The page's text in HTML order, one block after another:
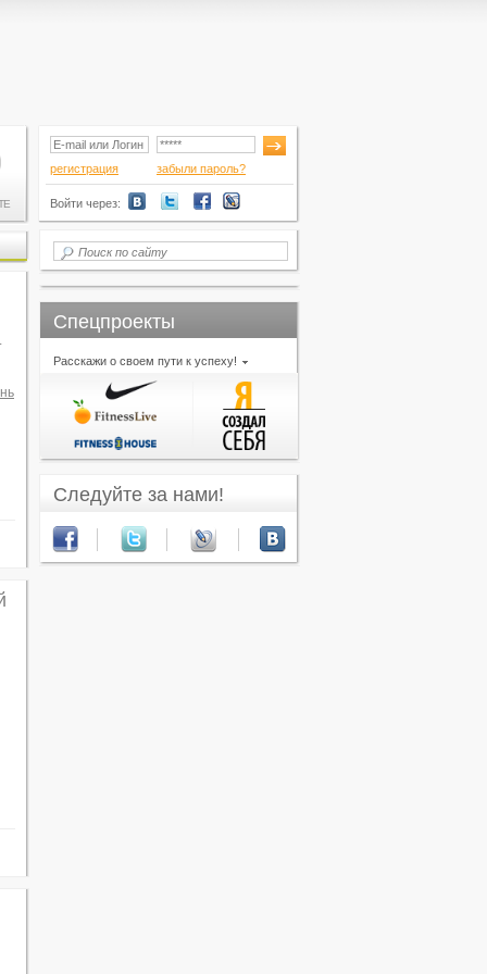
регистрация забыли пароль?
Войти через:
Спецпроекты
Расскажи о своем пути к успеху!
Следуйте за нами!